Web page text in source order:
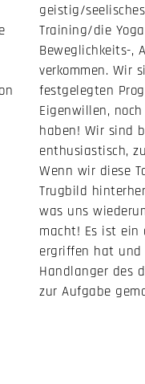
geistig/
Training/die
Beweglichkeits-,
verkommen. Wir
festgelegten
Eigenwillen,
haben! Wir sind
enthusiastisch,
Wenn wir diese
Trugbild
was uns
macht! Es ist ein
ergriffen hat und
Handlanger des
zur Aufgabe